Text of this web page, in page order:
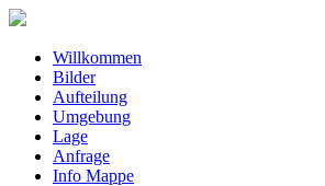
Willkommen
Bilder
Aufteilung
Umgebung
Lage
Anfrage
Info Mappe